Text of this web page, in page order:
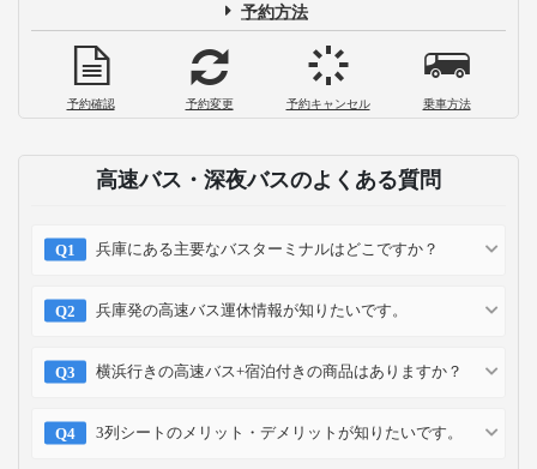
予約方法
予約確認 予約変更 予約キャンセル 乗車方法
高速バス・深夜バスのよくある質問
兵庫にある主要なバスターミナルはどこですか？
兵庫発の高速バス運休情報が知りたいです。
横浜行きの高速バス+宿泊付きの商品はありますか？
3列シートのメリット・デメリットが知りたいです。